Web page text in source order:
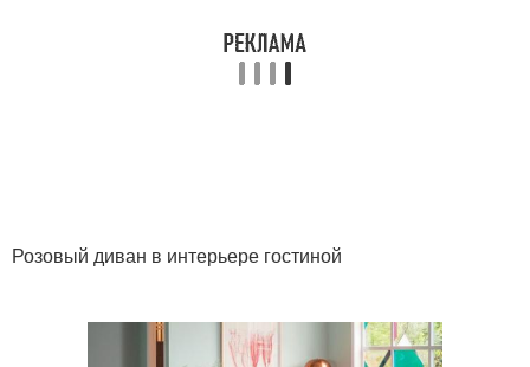
Розовый диван в интерьере гостиной